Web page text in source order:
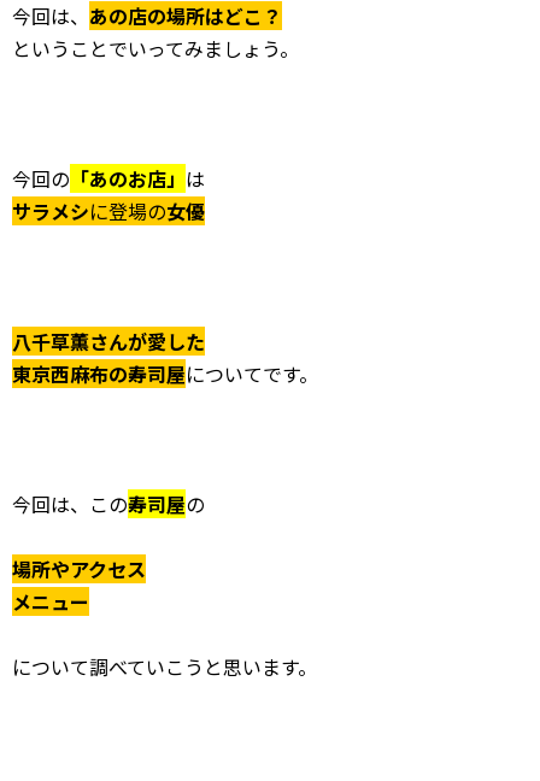
今回は、 あの店の場所はどこ？
ということでいってみましょう。
今回の 「あのお店」 は
サラメシに登場の女優
八千草薫さんが愛した
東京西麻布の寿司屋についてです。
今回は、この寿司屋の
場所やアクセス
メニュー
について調べていこうと思います。